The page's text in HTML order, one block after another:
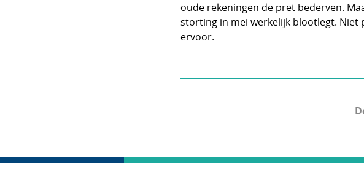
oude rekeningen de pret bederven.
storting in mei werkelijk blootlegt. Niet
ervoor.